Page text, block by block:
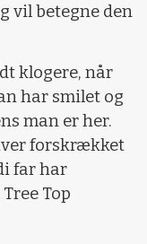
vil betegne den
klogere, når
har smilet og
man er her.
forskrækket
far har
Top